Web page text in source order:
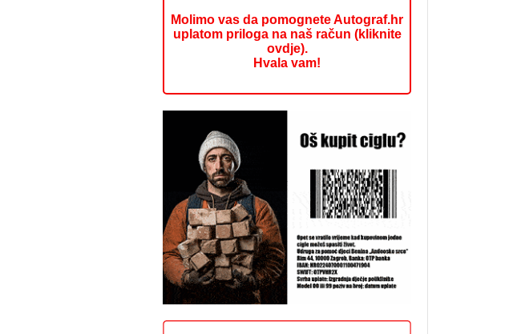
Molimo vas da pomognete Autograf.hr
uplatom priloga na naš račun (kliknite
ovdje).
Hvala vam!